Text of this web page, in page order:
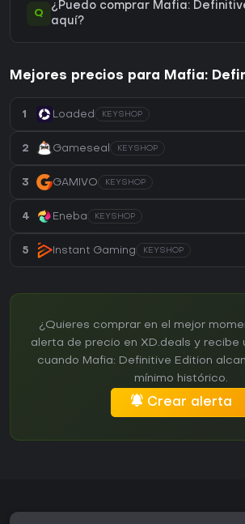
Q
¿Puedo comprar Mafia:
aquí?
Mejores precios para Mafia:
1 Loaded KEYSHOP
2 Gameseal KEYSHOP
3 GAMIVO KEYSHOP
4 Eneba KEYSHOP
5 Instant Gaming KEYSHOP
¿Quieres comprar en el mejor
alerta de precio en XD.deals y recibe
cuando Mafia: Definitive Edition
mínimo histórico.
Crear alerta